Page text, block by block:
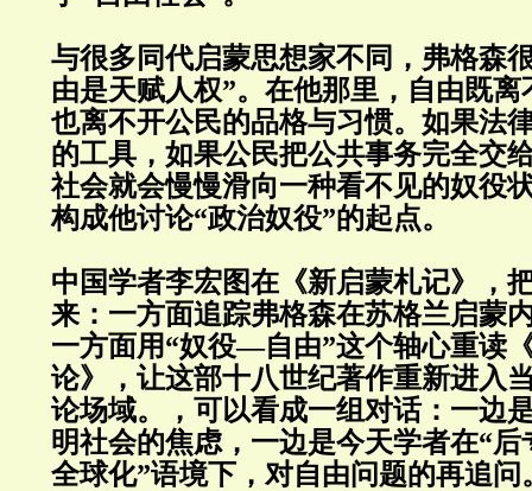
与很多同代启蒙思想家不同，弗格森
由是天赋人权”。在他那里，自由既
也离不开公民的品格与习惯。如果法
的工具，如果公民把公共事务完全交
社会就会慢慢滑向一种看不见的奴役
构成他讨论“政治奴役”的起点。
中国学者李宏图在《新启蒙札记》，
来：一方面追踪弗格森在苏格兰启蒙
一方面用“奴役—自由”这个轴心重读
论》，让这部十八世纪著作重新进入
论场域。，可以看成一组对话：一边
明社会的焦虑，一边是今天学者在“
全球化”语境下，对自由问题的再追问